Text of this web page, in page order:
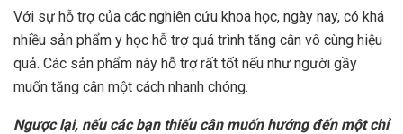
Với sự hỗ trợ của các nghiên cứu khoa học, ngày nay, có khá
nhiều sản phẩm y học hỗ trợ quá trình tăng cân vô cùng hiệu
quả. Các sản phẩm này hỗ trợ rất tốt nếu như người gầy
muốn tăng cân một cách nhanh chóng.
Ngược lại, nếu các bạn thiếu cân muốn hướng đến một chỉ